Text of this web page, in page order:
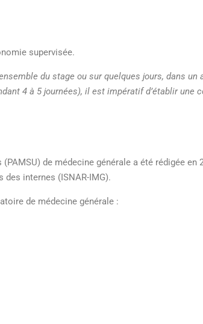
supervisée.
du stage ou sur quelques jours, dans un
4 à 5 journées), il est impératif d’établirune
(PAMSU) de médecine générale a éte rédigée en
des internes (ISNAR-IMG).
de médecine générale :